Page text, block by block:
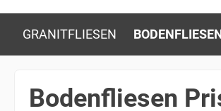
GRANITFLIESEN
Bodenfliesen